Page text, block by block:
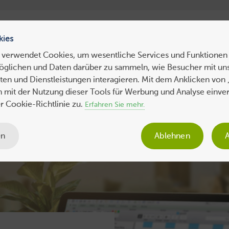
Hosting
Tipps Business Sicherheit SEO Expertenbeiträge
verwendet Cookies, um wesentliche Services und
und Daten darüber zu sammeln, wie Besucher mit
und Dienstleistungen interagieren. Mit dem Anklicken von
mit der Nutzung dieser Tools für Werbung und Analyse
Cookie-Richtlinie zu. Erfahren Sie mehr.
Ablehnen